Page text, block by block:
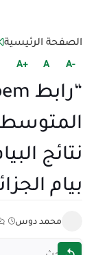
الصفحة الرئيسية
+A A -A
بيام
محمد دوس